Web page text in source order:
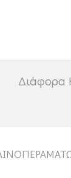
Διάφορα